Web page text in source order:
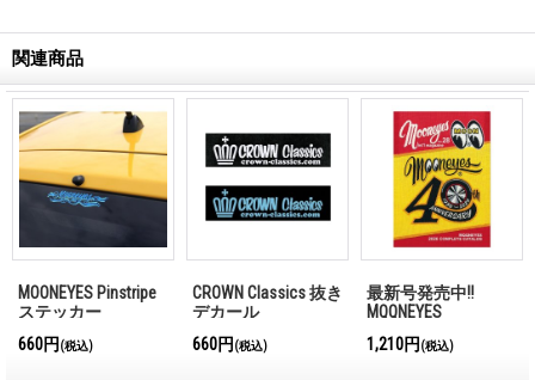
関連商品
MOONEYES Pinstripe
ステッカー
660円 (税込)
CROWN Classics 抜き
デカール
660円 (税込)
最新号発売中!!
MQQNEYES
Magazine No.28 2026
1,210円 (税込)